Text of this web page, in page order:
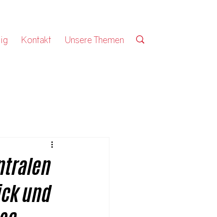
Kontakt Unsere Themen
und